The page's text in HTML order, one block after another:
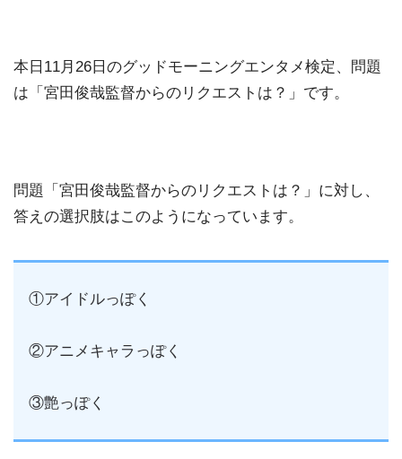
本日11月26日のグッドモーニングエンタメ検定、問題
は「宮田俊哉監督からのリクエストは？」です。
問題「宮田俊哉監督からのリクエストは？」に対し、
答えの選択肢はこのようになっています。
①アイドルっぽく
②アニメキャラっぽく
③艶っぽく